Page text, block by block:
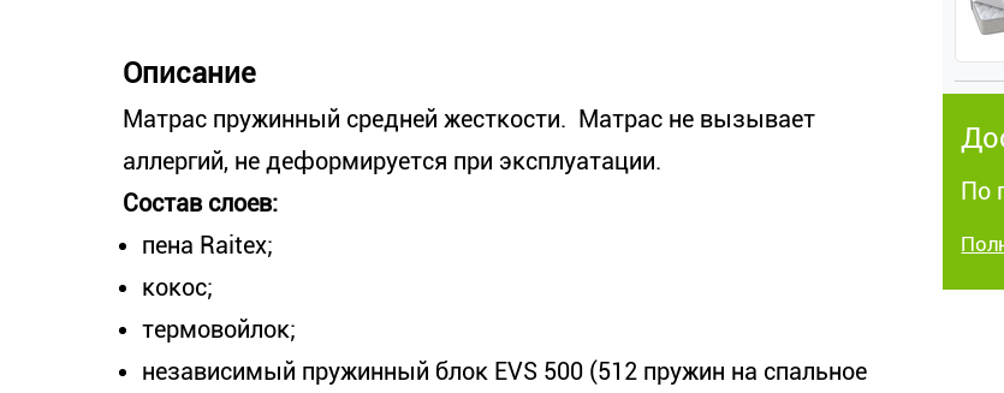
Описание
Матрас пружинный средней жесткости. Матрас не вызывает
аллергий, не деформируется при эксплуатации.
Состав слоев:
пена Raitex;
кокос;
термовойлок;
независимый пружинный блок EVS 500 (512 пружин на спальное
По